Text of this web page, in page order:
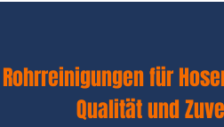
Rohrreinigungen für
Qualität und